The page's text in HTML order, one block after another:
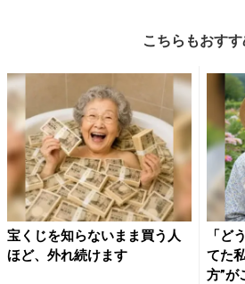
こちらもおす
宝くじを知らないまま買う人
ほど、外れ続けます
「ど
てた
方”が